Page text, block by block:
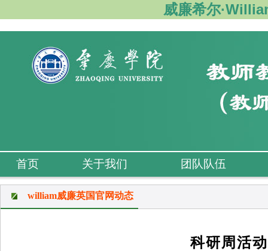
威廉希尔
首页 关于我们 团队队伍
william威廉英国官网动态
科研周活